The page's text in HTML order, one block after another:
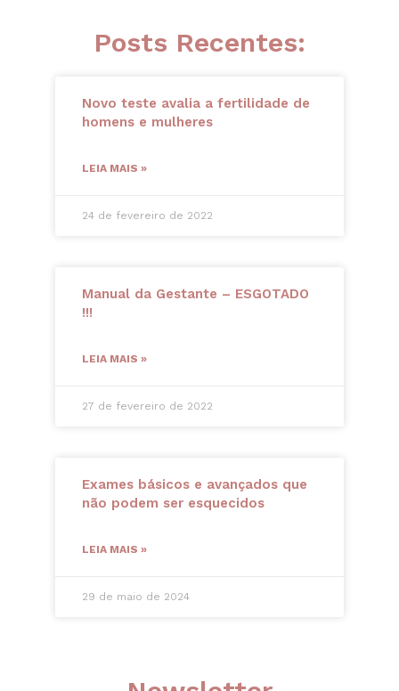
Posts Recentes:
Novo teste avalia a fertilidade de
homens e mulheres
LEIA MAIS »
24 de fevereiro de 2022
Manual da Gestante – ESGOTADO
!!!
LEIA MAIS »
27 de fevereiro de 2022
Exames básicos e avançados que
não podem ser esquecidos
LEIA MAIS »
29 de maio de 2024